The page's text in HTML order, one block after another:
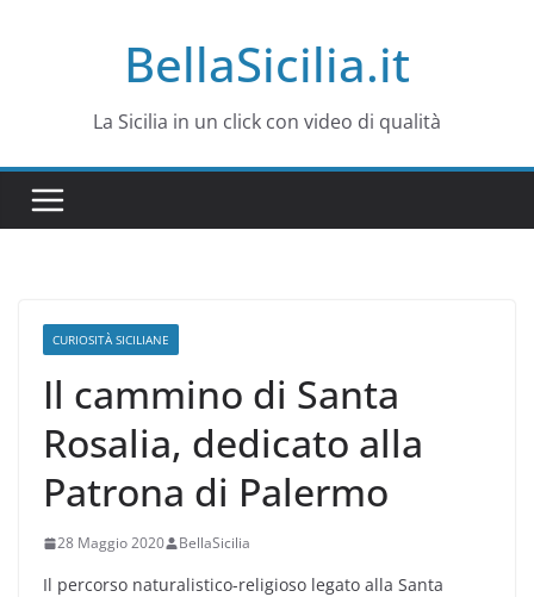
BellaSicilia.it
La Sicilia in un click con video di qualità
CURIOSITÀ SICILIANE
Il cammino di Santa
Rosalia, dedicato alla
Patrona di Palermo
28 Maggio 2020 BellaSicilia
Il percorso naturalistico-religioso legato alla Santa